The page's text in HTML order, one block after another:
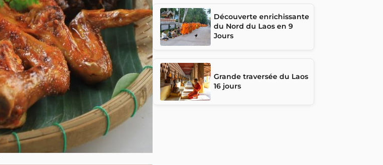
Découverte enrichissante
du Nord du Laos en 9
Jours
Grande traversée du Laos
16 jours